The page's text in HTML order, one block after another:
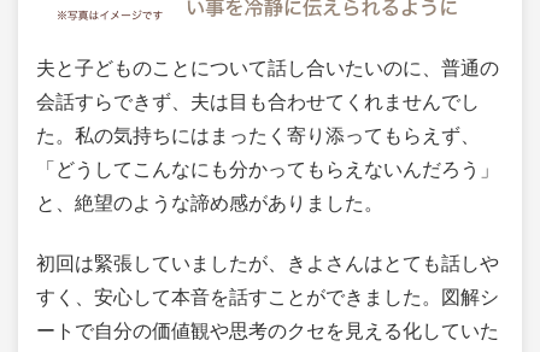
夫と子どものことについて話し合いたいのに、普通の
会話すらできず、夫は目も合わせてくれませんでし
た。私の気持ちにはまったく寄り添ってもらえず、
「どうしてこんなにも分かってもらえないんだろう」
と、絶望のような諦め感がありました。
初回は緊張していましたが、きよさんはとても話しや
すく、安心して本音を話すことができました。図解シ
ートで自分の価値観や思考のクセを見える化していた